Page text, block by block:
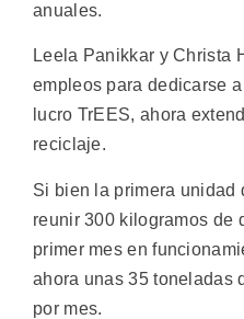
anuales.
Leela Panikkar y Christa
empleos para dedicarse
lucro TrEES, ahora
reciclaje.
Si bien la primera unidad
reunir 300 kilogramos de
primer mes en
ahora unas 35 toneladas
por mes.